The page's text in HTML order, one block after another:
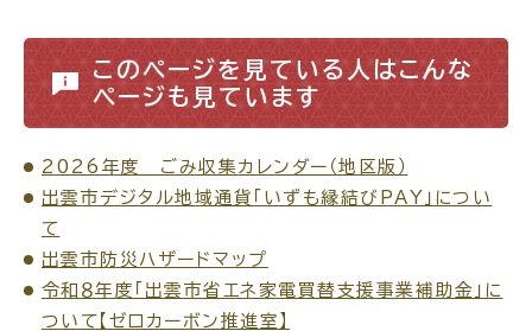
このページを見ている人はこんな
ページも見ています
2026年度 ごみ収集カレンダー（地区版）
出雲市デジタル地域通貨「いずも縁結びPAY」につい
て
出雲市防災ハザードマップ
令和８年度「出雲市省エネ家電買替支援事業補助金」に
ついて【ゼロカーボン推進室】